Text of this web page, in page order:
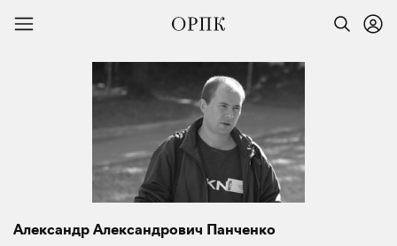
Александр Александрович Панченко